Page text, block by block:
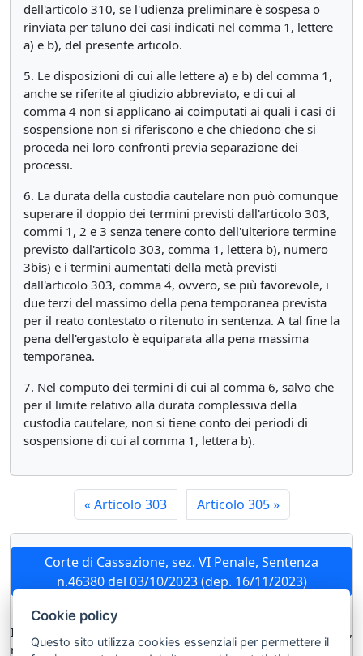
dell'articolo 310, se l'udienza preliminare è sospesa o
rinviata per taluno dei casi indicati nel comma 1, lettere
a) e b), del presente articolo.
5. Le disposizioni di cui alle lettere a) e b) del comma 1,
anche se riferite al giudizio abbreviato, e di cui al
comma 4 non si applicano ai coimputati ai quali i casi di
sospensione non si riferiscono e che chiedono che si
proceda nei loro confronti previa separazione dei
processi.
6. La durata della custodia cautelare non può comunque
superare il doppio dei termini previsti dall'articolo 303,
commi 1, 2 e 3 senza tenere conto dell'ulteriore termine
previsto dall'articolo 303, comma 1, lettera b), numero
3bis) e i termini aumentati della metà previsti
dall'articolo 303, comma 4, ovvero, se più favorevole, i
due terzi del massimo della pena temporanea prevista
per il reato contestato o ritenuto in sentenza. A tal fine la
pena dell'ergastolo è equiparata alla pena massima
temporanea.
7. Nel computo dei termini di cui al comma 6, salvo che
per il limite relativo alla durata complessiva della
custodia cautelare, non si tiene conto dei periodi di
sospensione di cui al comma 1, lettera b).
«Articolo 303 Articolo 305»
Corte di Cassazione, sez. VI Penale, Sentenza
n.46380 del 03/10/2023 (dep. 16/11/2023)
In tema di misure cautelari personali, non trova applicazione,
nei confronti dell’imputato in stato di libertà, in quanto
Cookie policy
Questo sito utilizza cookies essenziali per permettere il